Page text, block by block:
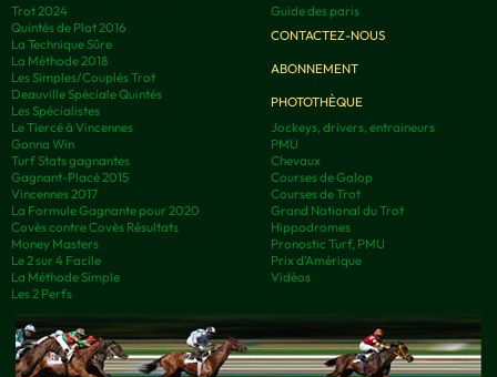
Trot 2024
Quintés de Plat 2016
La Technique Sûre
La Méthode 2018
Les Simples/Couplés Trot
Deauville Spéciale Quintés
Les Spécialistes
Le Tiercé à Vincennes
Gonna Win
Turf Stats gagnantes
Gagnant-Placé 2015
Vincennes 2017
La Formule Gagnante pour 2020
Covès contre Covès Résultats
Money Masters
Le 2 sur 4 Facile
La Méthode Simple
Les 2 Perfs
Guide des paris
CONTACTEZ-NOUS
ABONNEMENT
PHOTOTHÈQUE
Jockeys, drivers, entraineurs
PMU
Chevaux
Courses de Galop
Courses de Trot
Grand National du Trot
Hippodromes
Pronostic Turf, PMU
Prix d’Amérique
Vidéos